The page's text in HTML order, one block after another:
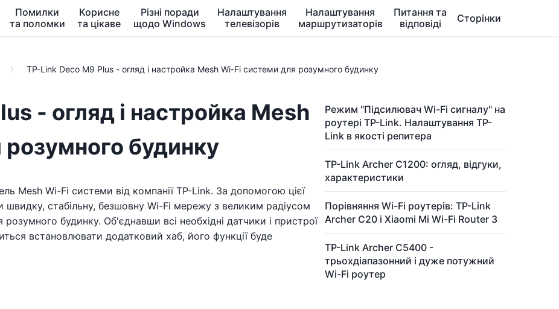
Помилки
та поломки
Корисне
та цікаве
Різні поради
щодо Windows
Налаштування
телевізорів
Налаштування
маршрутизаторів
Питання та
відповіді
Сторінки
TP-Link Deco M9 Plus - огляд і настройка Mesh Wi-Fi системи для розумного будинку
- огляд і настройка Mesh
будинку
Mesh Wi-Fi системи від компанії TP-Link. За допомогою цієї
стабільну, безшовну Wi-Fi мережу з великим радіусом
розумного будинку. Об'єднавши всі необхідні датчики і пристрої
встановлювати додатковий хаб, його функції буде
Режим "Підсилювач Wi-Fi сигналу" на
роутері TP-Link. Налаштування TP-
Link в якості репитера
TP-Link Archer C1200: огляд, відгуки,
характеристики
Порівняння Wi-Fi роутерів: TP-Link
Archer C20 і Xiaomi Mi Wi-Fi Router 3
TP-Link Archer C5400 -
трьохдіапазонний і дуже потужний
Wi-Fi роутер